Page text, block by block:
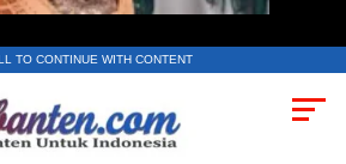
TO CONTINUE WITH CONTENT